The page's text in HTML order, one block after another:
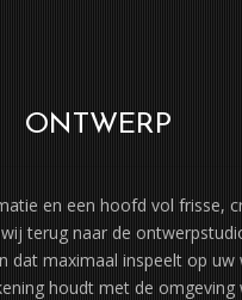
ONTWERP
en een hoofd vol frisse,
terug naar de
dat maximaal inspeelt op uw
houdt met de omgeving